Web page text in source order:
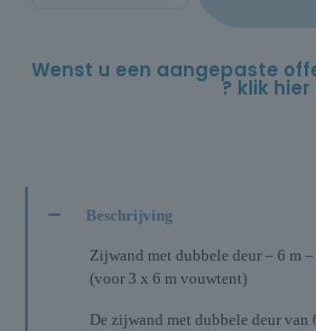
Wenst u een aangepaste
? klik hier
Beschrijving
Zijwand met dubbele deur – 6 m
(voor 3 x 6 m vouwtent)
De zijwand met dubbele deur van